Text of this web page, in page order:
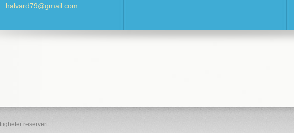
halvard79@gmail.com
reservert.